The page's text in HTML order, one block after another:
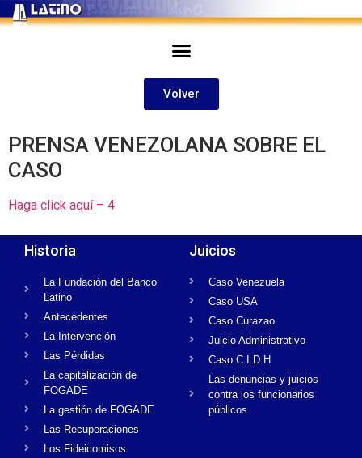
Volver
PRENSA VENEZOLANA SOBRE EL
CASO
Haga click aquí – 4
Historia
La Fundación del Banco
Latino
Antecedentes
La Intervención
Las Pérdidas
La capitalización de
FOGADE
La gestión de FOGADE
Las Recuperaciones
Los Fideicomisos
Juicios
Caso Venezuela
Caso USA
Caso Curazao
Juicio Administrativo
Caso C.I.D.H
Las denuncias y juicios
contra los funcionarios
públicos